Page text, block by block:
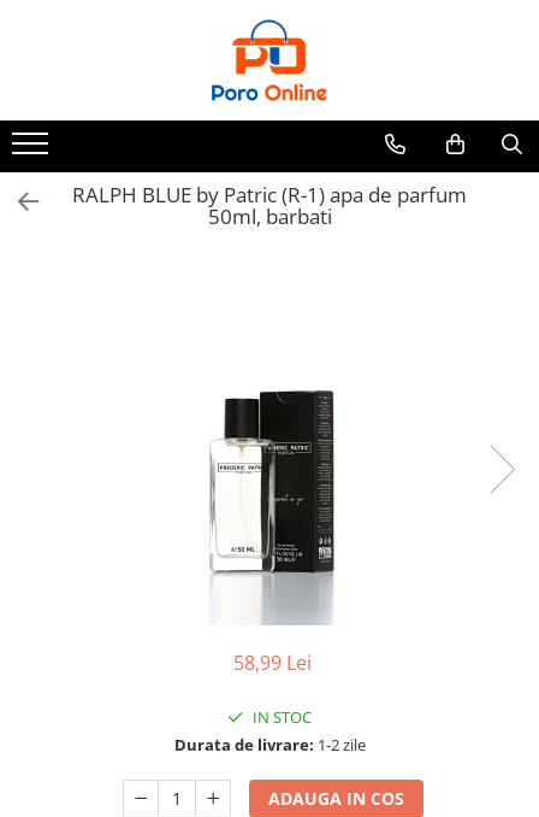
Clone
Parfum Barbati
Parfum FemeiRALPH BLUE by Patric (R-1) apa de parfum
50ml, barbati
58,99 Lei
IN STOC
Durata de livrare: 1-2 zile
ADAUGA IN COS